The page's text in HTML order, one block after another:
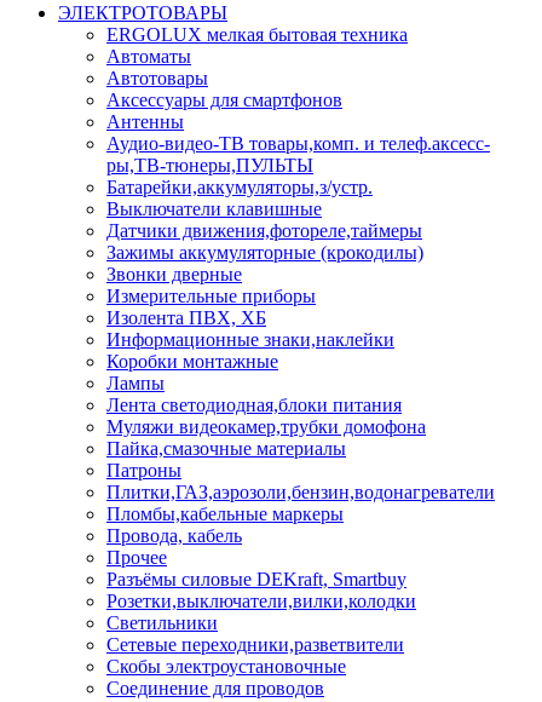
ЭЛЕКТРОТОВАРЫ
ERGOLUX мелкая бытовая техника
Автоматы
Автотовары
Аксессуары для смартфонов
Антенны
Аудио-видео-ТВ товары,комп. и телеф.аксесс-
ры,ТВ-тюнеры,ПУЛЬТЫ
Батарейки,аккумуляторы,з/устр.
Выключатели клавишные
Датчики движения,фотореле,таймеры
Зажимы аккумуляторные (крокодилы)
Звонки дверные
Измерительные приборы
Изолента ПВХ, ХБ
Информационные знаки,наклейки
Коробки монтажные
Лампы
Лента светодиодная,блоки питания
Муляжи видеокамер,трубки домофона
Пайка,смазочные материалы
Патроны
Плитки,ГАЗ,аэрозоли,бензин,водонагреватели
Пломбы,кабельные маркеры
Провода, кабель
Прочее
Разъёмы силовые DEKraft, Smartbuy
Розетки,выключатели,вилки,колодки
Светильники
Сетевые переходники,разветвители
Скобы электроустановочные
Соединение для проводов